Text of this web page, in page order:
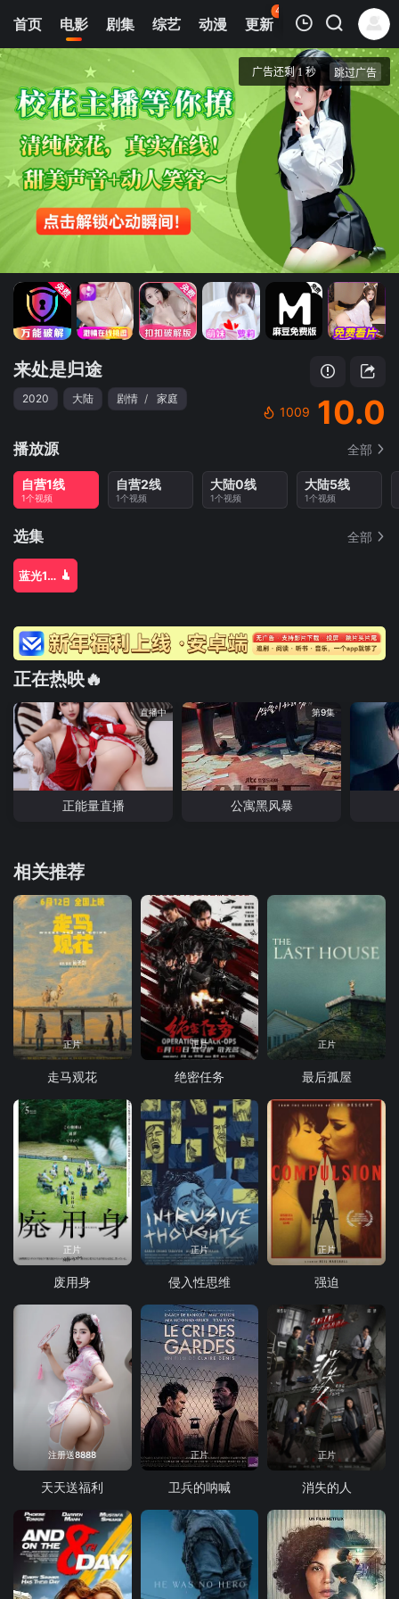
首页 电影 剧集 综艺 动漫 更新
44
热榜 APP
我的观影记录
蓝光1080P
来处是归途
清空
来处是归途
2020 大陆 剧情 / 家庭
1009 10.0
播放源 全部
自营1线
1个视频
自营2线
1个视频
大陆0线
1个视频
大陆5线
1个视频
选集 全部
蓝光1080P
正在热映🔥
直播中
正能量直播
第9集
公寓黑风暴
相关推荐
正片
走马观花
正片
绝密任务
正片
最后孤屋
正片
废用身
正片
侵入性思维
正片
强迫
注册送8888
天天送福利
正片
卫兵的呐喊
正片
消失的人